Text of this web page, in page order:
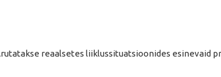
reaalsetes liiklussituatsioonides esinevaid